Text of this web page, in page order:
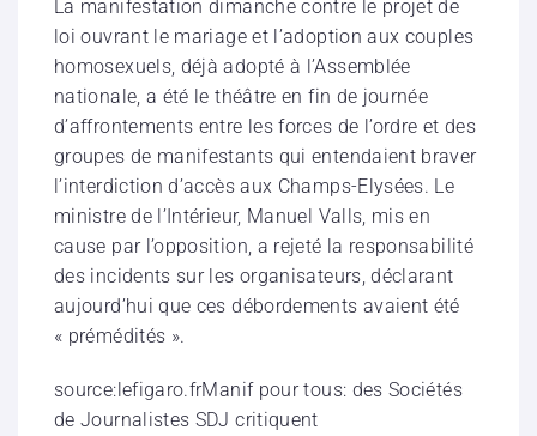
La manifestation dimanche contre le projet de
loi ouvrant le mariage et l’adoption aux couples
homosexuels, déjà adopté à l’Assemblée
nationale, a été le théâtre en fin de journée
d’affrontements entre les forces de l’ordre et des
groupes de manifestants qui entendaient braver
l’interdiction d’accès aux Champs-Elysées. Le
ministre de l’Intérieur, Manuel Valls, mis en
cause par l’opposition, a rejeté la responsabilité
des incidents sur les organisateurs, déclarant
aujourd’hui que ces débordements avaient été
« prémédités ».
source:lefigaro.frManif pour tous: des Sociétés
de Journalistes SDJ critiquent